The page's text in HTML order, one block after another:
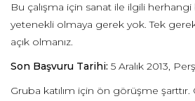
Bu çalışma için sanat ile ilgili
yetenekli olmaya gerek yok. Tek
açık olmanız.
Son Başvuru Tarihi: 5 Aralık 2013,
Gruba katılım için ön görüşme şarttır.